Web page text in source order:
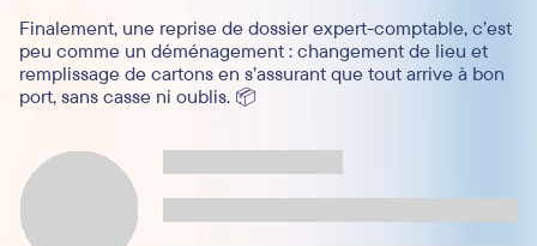
Finalement, une reprise de dossier expert-comptable, c’est
peu comme un déménagement : changement de lieu et
remplissage de cartons en s’assurant que tout arrive à bon
port, sans casse ni oublis. 📦